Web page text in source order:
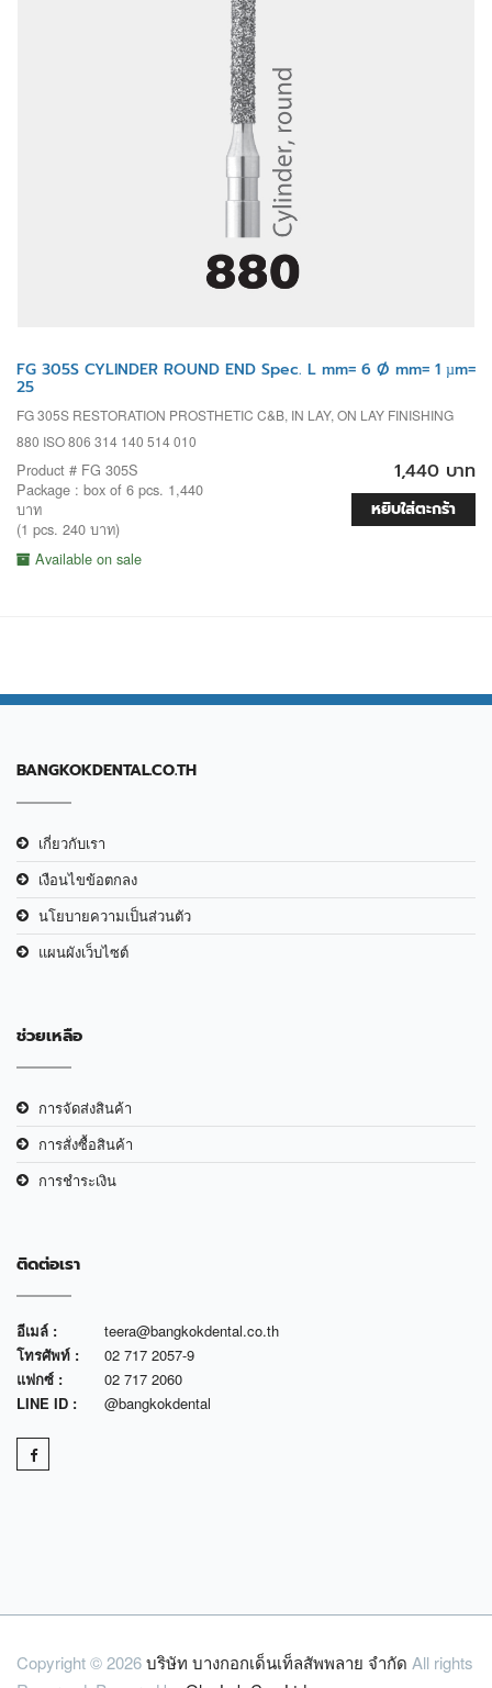
FG 305S CYLINDER ROUND END Spec. L mm= 6 Ø mm= 1 µm=
25
FG 305S RESTORATION PROSTHETIC C&B, IN LAY, ON LAY FINISHING
880 ISO 806 314 140 514 010
Product # FG 305S
Package : box of 6 pcs. 1,440
บาท
(1 pcs. 240 บาท)
Available on sale
1,440 บาท
หยิบใส่ตะกร้า
BANGKOKDENTAL.CO.TH
เกี่ยวกับเรา
เงือนไขข้อตกลง
นโยบายความเป็นส่วนตัว
แผนผังเว็บไซต์
ช่วยเหลือ
การจัดส่งสินค้า
การสั่งซื้อสินค้า
การชำระเงิน
ติดต่อเรา
อีเมล์ :
teera@bangkokdental.co.th
โทรศัพท์ :
02 717 2057-9
แฟกซ์ :
02 717 2060
LINE ID :
@bangkokdental
Copyright © 2026บริษัท บางกอกเด็นเท็ลสัพพลาย จำกัด All rights